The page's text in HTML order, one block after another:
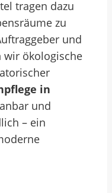
tragen dazu
zu
und
ökologische
in
und
– ein